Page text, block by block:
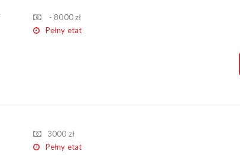
- 8000 zł
Pełny etat
3000 zł
Pełny etat